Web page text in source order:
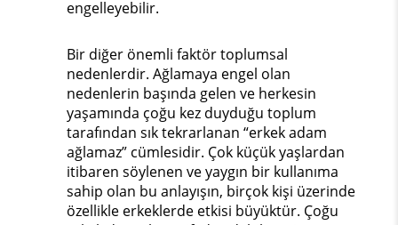
engelleyebilir.
Bir diğer önemli faktör toplumsal
nedenlerdir. Ağlamaya engel olan
nedenlerin başında gelen ve herkesin
yaşamında çoğu kez duyduğu toplum
tarafından sık tekrarlanan “erkek adam
ağlamaz” cümlesidir. Çok küçük yaşlardan
itibaren söylenen ve yaygın bir kullanıma
sahip olan bu anlayışın, birçok kişi üzerinde
özellikle erkeklerde etkisi büyüktür. Çoğu